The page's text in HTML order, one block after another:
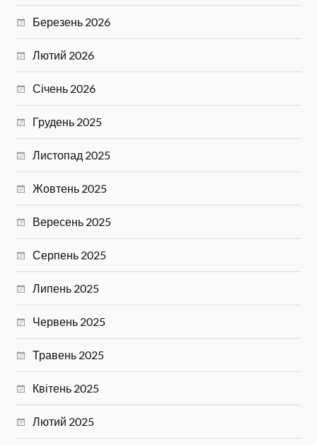
Березень 2026
Лютий 2026
Січень 2026
Грудень 2025
Листопад 2025
Жовтень 2025
Вересень 2025
Серпень 2025
Липень 2025
Червень 2025
Травень 2025
Квітень 2025
Лютий 2025